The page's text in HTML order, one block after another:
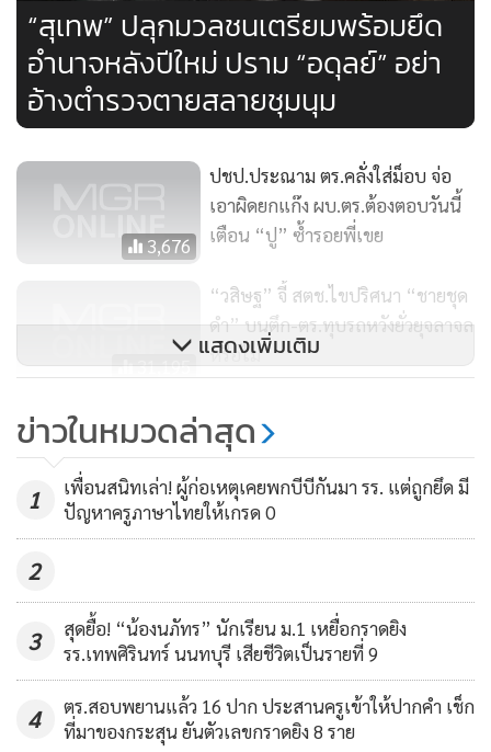
โฆษก ศอ.รส.กล่าวว่า นอกจากนั้น เมื่อเวลา 00.10 น.วันที่ 27
ธค.ที่ผ่านมา ชุดจู่โจมของ สน.บางรัก ได้จับกุมนายเทพพงษ์ มูล
สมบัติ อายุ 20 ปี ในข้อหามีเสื้อเกราะซึ่งถือเป็นยุทธภัณฑ์ไว้ใน
ครอบครองจำนวน 2 ตัว โดยจับกุมได้ที่ ซ.พัฒน์พงษ์ 1 ซึ่งจาก
การสอบสวนสารภาพว่าเมื่อวันที่ 26 ธ.ค.ที่ผ่านมาได้ไปชุมนุมที่
สนามกีฬาไทย-ญี่ปุ่น เมื่อตำรวจล่าถอยได้เข้าไปทุบรถเพื่อเอา
สิ่งของภายในรถ ซึ่งเจ้าหน้าที่ได้รับคลิปวิดีโอจากพลเมืองดี ซึ่ง
“สุเทพ” ปลุกมวลชนเตรียมพร้อมยึด
อำนาจหลังปีใหม่ ปราม “อดุลย์” อย่า
อ้างตำรวจตายสลายชุมนุม
3,676
ปชป.ประณาม ตร.คลั่งใส่ม็อบ จ่อ
เอาผิดยกแก๊ง ผบ.ตร.ต้องตอบวันนี้
เตือน “ปู” ซ้ำรอยพี่เขย
31,195
“วสิษฐ” จี้ สตช.ไขปริศนา “ชายชุด
ดำ” บนตึก-ตร.ทุบรถหวังยั่วยุจลาจล
หรือไม่
12,341
เกลียด ปชช. จี้ “แจ๊ด” ให้คำตอบ
ชายชุดดำปล่อยเพ่นพ่านคือใคร!
แสดงเพิ่มเติม
ข่าวในหมวดล่าสุด
1
เพื่อนสนิทเล่า! ผู้ก่อเหตุเคยพกบีบีกันมา รร. แต่ถูกยึด มี
ปัญหาครูภาษาไทยให้เกรด 0
2
3
สุดยื้อ! “น้องนภัทร” นักเรียน ม.1 เหยื่อกราดยิง
รร.เทพศิรินทร์ นนทบุรี เสียชีวิตเป็นรายที่ 9
4
ตร.สอบพยานแล้ว 16 ปาก ประสานครูเข้าให้ปากคำ เช็ก
ที่มาของกระสุน ยันตัวเลขกราดยิง 8 ราย